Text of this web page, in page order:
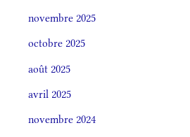
novembre 2025
octobre 2025
août 2025
avril 2025
novembre 2024